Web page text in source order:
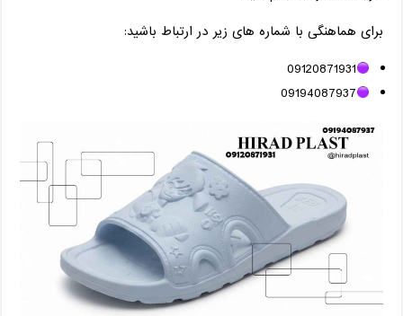
برای هماهنگی با شماره های زیر در ارتباط باشید:
09120871931
09194087937